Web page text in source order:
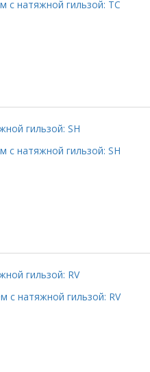
гильзой: SH
гильзой: RV